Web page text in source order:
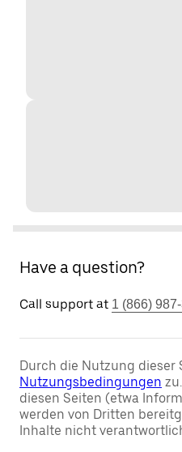
Have a question?
Call support at 1 (866)
Durch die Nutzung dieser
Nutzungsbedingungen
diesen Seiten (etwa
werden von Dritten
Inhalte nicht